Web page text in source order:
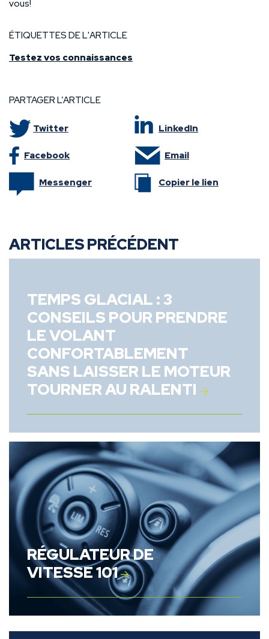
vous!
ÉTIQUETTES DE L'ARTICLE
Testez vos connaissances
PARTAGER L’ARTICLE
Twitter LinkedIn
Facebook Email
Messenger Copier le lien
ARTICLES PRÉCÉDENT
TEMPS GLACIAL : 3
CONSEILS POUR PRENDRE
LE VOLANT
CONFORTABLEMENT
SANS LAISSER LE MOTEUR
TOURNER AU RALENTI
RÉGULATEUR DE
VITESSE 101